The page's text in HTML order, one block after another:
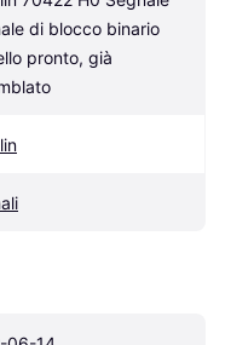
di blocco binario
pronto, già